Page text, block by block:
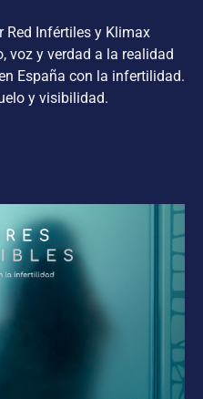
Red Infértiles y Klimax
voz y verdad a la realidad
España con la infertilidad.
y visibilidad.